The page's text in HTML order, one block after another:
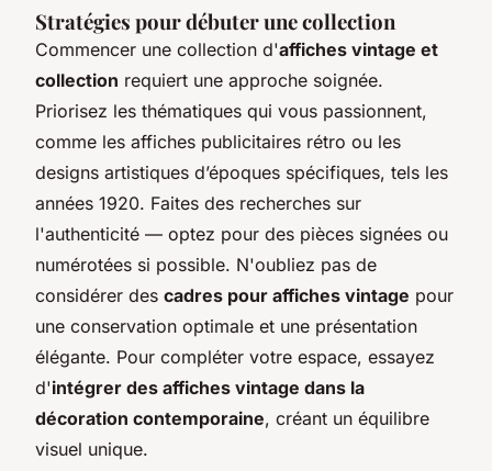
Stratégies pour débuter une collection
Commencer une collection d'affiches vintage et
collection requiert une approche soignée.
Priorisez les thématiques qui vous passionnent,
comme les affiches publicitaires rétro ou les
designs artistiques d’époques spécifiques, tels les
années 1920. Faites des recherches sur
l'authenticité — optez pour des pièces signées ou
numérotées si possible. N'oubliez pas de
considérer des cadres pour affiches vintage pour
une conservation optimale et une présentation
élégante. Pour compléter votre espace, essayez
d'intégrer des affiches vintage dans la
décoration contemporaine, créant un équilibre
visuel unique.